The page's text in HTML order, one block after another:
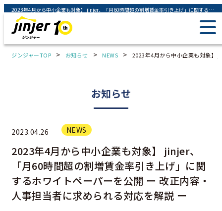
2023年4月から中小企業も対象】 jinjer、「月60時間超の割増賃金率引き上げ」に関するホワイトペーパーを公開 ー 改正内容・人事担当者に求められる対応を解説 ー - ジンジャー（jinjer）｜統合型人事システム
ジンジャーTOP > お知らせ > NEWS > 2023年4月から中小企業も対象】
お知らせ
2023.04.26 NEWS
2023年4月から中小企業も対象】 jinjer、
「月60時間超の割増賃金率引き上げ」に関
するホワイトペーパーを公開 ー 改正内容・
人事担当者に求められる対応を解説 ー